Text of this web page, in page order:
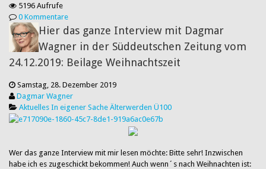
5196 Aufrufe
0 Kommentare
Hier das ganze Interview mit Dagmar
Wagner in der Süddeutschen Zeitung vom
24.12.2019: Beilage Weihnachtszeit
Samstag, 28. Dezember 2019
Dagmar Wagner
Aktuelles In eigener Sache Älterwerden Ü100
Wer das ganze Interview mit mir lesen möchte: Bitte sehr! Inzwischen
habe ich es zugeschickt bekommen! Auch wenn´s nach Weihnachten ist: